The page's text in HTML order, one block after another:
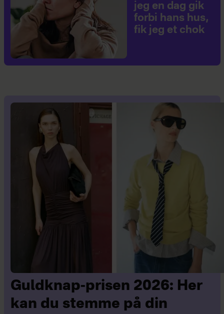
jeg en dag gik
forbi hans hus,
fik jeg et chok
Guldknap-prisen 2026: Her
kan du stemme på din